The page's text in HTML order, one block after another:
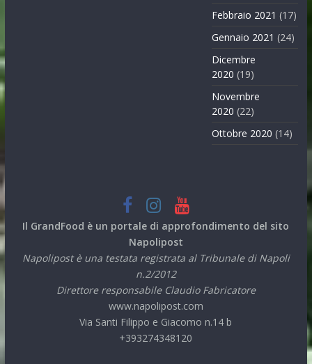
Febbraio 2021 (17)
Gennaio 2021 (24)
Dicembre
2020 (19)
Novembre
2020 (22)
Ottobre 2020 (14)
Il GrandFood è un portale di approfondimento del sito
Napolipost
Napolipost è una testata registrata al Tribunale di Napoli
n.2/2012
Direttore responsabile Claudio Fabricatore
www.napolipost.com
Via Santi Filippo e Giacomo n.14 b
+393274348120